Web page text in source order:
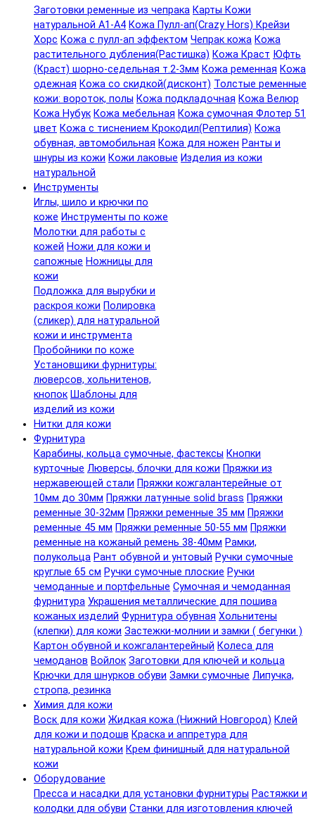
Заготовки ременные из чепрака Карты Кожи
натуральной А1-А4 Кожа Пулл-ап(Crazy Hors) Крейзи
Хорс Кожа с пулл-ап эффектом Чепрак кожа Кожа
растительного дубления(Растишка) Кожа Краст Юфть
(Краст) шорно-седельная т.2-3мм Кожа ременная Кожа
одежная Кожа со скидкой(дисконт) Толстые ременные
кожи: вороток, полы Кожа подкладочная Кожа Велюр
Кожа Нубук Кожа мебельная Кожа сумочная Флотер 51
цвет Кожа с тиснением Крокодил(Рептилия) Кожа
обувная, автомобильная Кожа для ножен Ранты и
шнуры из кожи Кожи лаковые Изделия из кожи
натуральной
Инструменты
Иглы, шило и крючки по
коже Инструменты по коже
Молотки для работы с
кожей Ножи для кожи и
сапожные Ножницы для
кожи
Подложка для вырубки и
раскроя кожи Полировка
(сликер) для натуральной
кожи и инструмента
Пробойники по коже
Установщики фурнитуры:
люверсов, хольнитенов,
кнопок Шаблоны для
изделий из кожи
Нитки для кожи
Фурнитура
Карабины, кольца сумочные, фастексы Кнопки
курточные Люверсы, блочки для кожи Пряжки из
нержавеющей стали Пряжки кожгалантерейные от
10мм до 30мм Пряжки латунные solid brass Пряжки
ременные 30-32мм Пряжки ременные 35 мм Пряжки
ременные 45 мм Пряжки ременные 50-55 мм Пряжки
ременные на кожаный ремень 38-40мм Рамки,
полукольца Рант обувной и унтовый Ручки сумочные
круглые 65 см Ручки сумочные плоские Ручки
чемоданные и портфельные Сумочная и чемоданная
фурнитура Украшения металлические для пошива
кожаных изделий Фурнитура обувная Хольнитены
(клепки) для кожи Застежки-молнии и замки ( бегунки )
Картон обувной и кожгалантерейный Колеса для
чемоданов Войлок Заготовки для ключей и кольца
Крючки для шнурков обуви Замки сумочные Липучка,
стропа, резинка
Химия для кожи
Воск для кожи Жидкая кожа (Нижний Новгород) Клей
для кожи и подошв Краска и аппретура для
натуральной кожи Крем финишный для натуральной
кожи
Оборудование
Пресса и насадки для установки фурнитуры Растяжки и
колодки для обуви Станки для изготовления ключей